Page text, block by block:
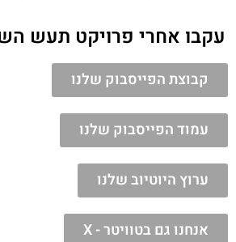
עקבו אחרי פרויקט תעש
קבוצת הפייסבוק שלנו
עמוד הפייסבוק שלנו
ערוץ היוטיוב שלנו
אנחנו גם בטוויטר - X